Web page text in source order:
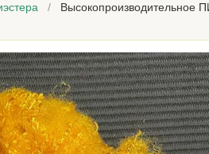
/ Высокопроизводительное